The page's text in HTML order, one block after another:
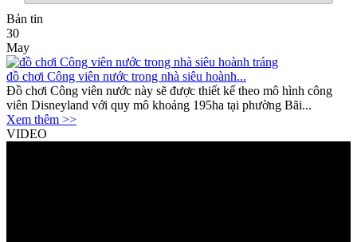
Bản tin
30
May
đồ chơi Công viên nước trong nhà siêu hoành...
Đồ chơi Công viên nước này sẽ được thiết kế theo mô hình công
viên Disneyland với quy mô khoảng 195ha tại phường Bãi...
Xem thêm >>
VIDEO